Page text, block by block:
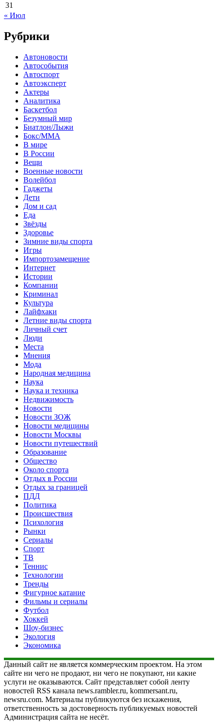
31
« Июл
Рубрики
Автоновости
Автособытия
Автоспорт
Автоэксперт
Актеры
Аналитика
Баскетбол
Безумный мир
Биатлон/Лыжи
Бокс/MMA
В мире
В России
Вещи
Военные новости
Волейбол
Гаджеты
Дети
Дом и сад
Еда
Звёзды
Здоровье
Зимние виды спорта
Игры
Импортозамещение
Интернет
Истории
Компании
Криминал
Культура
Лайфхаки
Летние виды спорта
Личный счет
Люди
Места
Мнения
Мода
Народная медицина
Наука
Наука и техника
Недвижимость
Новости
Новости ЗОЖ
Новости медицины
Новости Москвы
Новости путешествий
Образование
Общество
Около спорта
Отдых в России
Отдых за границей
ПДД
Политика
Происшествия
Психология
Рынки
Сериалы
Спорт
ТВ
Теннис
Технологии
Тренды
Фигурное катание
Фильмы и сериалы
Футбол
Хоккей
Шоу-бизнес
Экология
Экономика
Данный сайт не является коммерческим проектом. На этом
сайте ни чего не продают, ни чего не покупают, ни какие
услуги не оказываются. Сайт представляет собой ленту
новостей RSS канала news.rambler.ru, kommersant.ru,
newsru.com. Материалы публикуются без искажения,
ответственность за достоверность публикуемых новостей
Администрация сайта не несёт.